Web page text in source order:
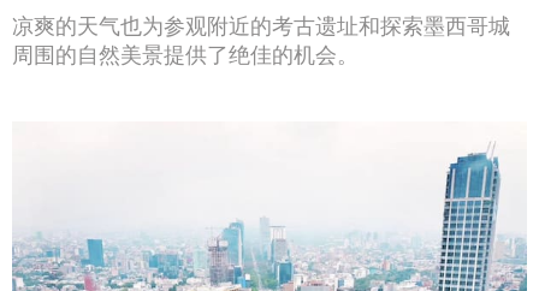
凉爽的天气也为参观附近的考古遗址和探索墨西哥城
周围的自然美景提供了绝佳的机会。